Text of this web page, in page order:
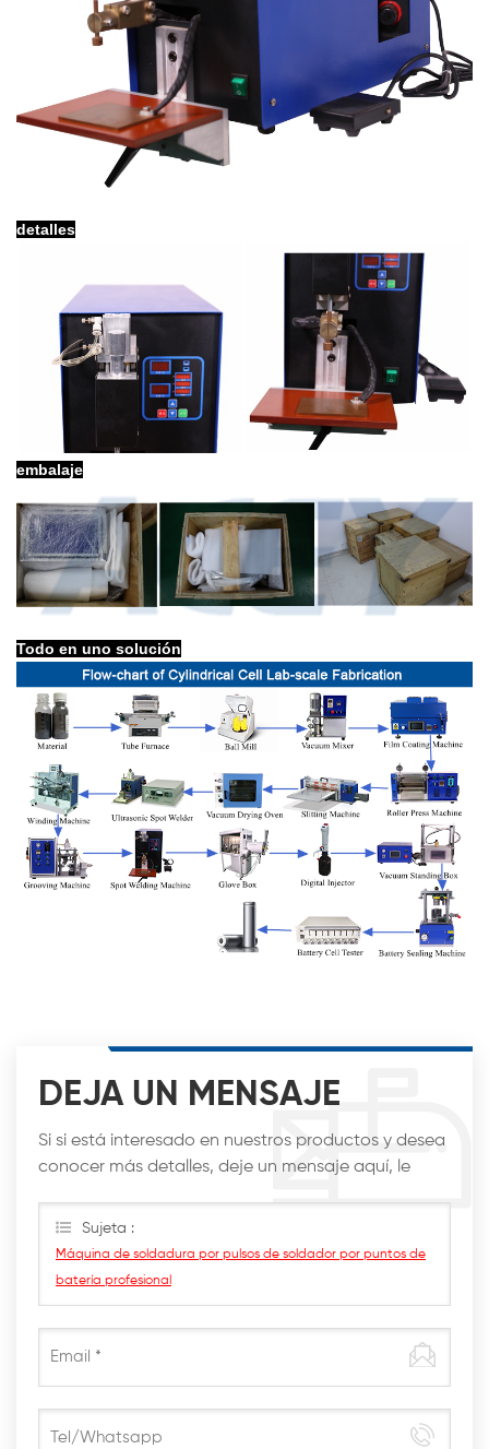
detalles
embalaje
Todo en uno solución
DEJA UN MENSAJE
Si si está interesado en nuestros productos y desea
conocer más detalles, deje un mensaje aquí, le
Sujeta :
Máquina de soldadura por pulsos de soldador por puntos de
batería profesional